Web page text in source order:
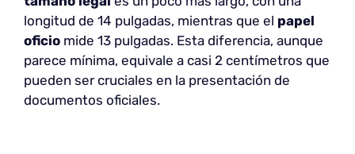
longitud de 14 pulgadas, mientras que el papel
oficio mide 13 pulgadas. Esta diferencia, aunque
parece mínima, equivale a casi 2 centímetros que
pueden ser cruciales en la presentación de
documentos oficiales.